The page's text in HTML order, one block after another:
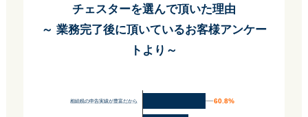
チェスターを選んで頂いた理由
～ 業務完了後に頂いているお客様アンケー
トより～
相続税の申告実績が豊富だから 60.8%
60.8%